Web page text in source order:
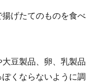
げたてのものを食べ
豆製品、卵、乳製品
くならないように調